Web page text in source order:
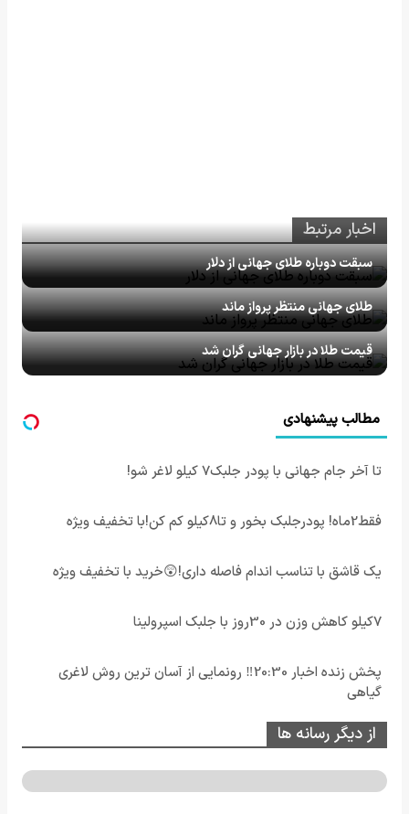
اخبار مرتبط
سبقت دوباره طلای جهانی از دلار
طلای جهانی منتظر پرواز ماند
قیمت طلا در بازار جهانی گران شد
مطالب پیشنهادی
تا آخر جام جهانی با پودر جلبک7 کیلو لاغر شو!
فقط2ماه! پودرجلبک بخور و تا8کیلو کم کن!با تخفیف ویژه
یک قاشق با تناسب اندام فاصله داری!😲خرید با تخفیف ویژه
7کیلو کاهش وزن در 30روز با جلبک اسپرولینا
پخش زنده اخبار 20:30‼️ رونمایی از آسان ترین روش لاغری
گیاهی
از دیگر رسانه ها